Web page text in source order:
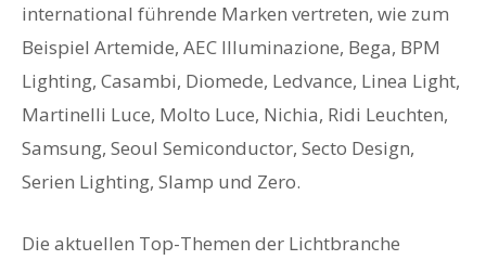
international führende Marken vertreten, wie zum
Beispiel Artemide, AEC Illuminazione, Bega, BPM
Lighting, Casambi, Diomede, Ledvance, Linea Light,
Martinelli Luce, Molto Luce, Nichia, Ridi Leuchten,
Samsung, Seoul Semiconductor, Secto Design,
Serien Lighting, Slamp und Zero.
Die aktuellen Top-Themen der Lichtbranche